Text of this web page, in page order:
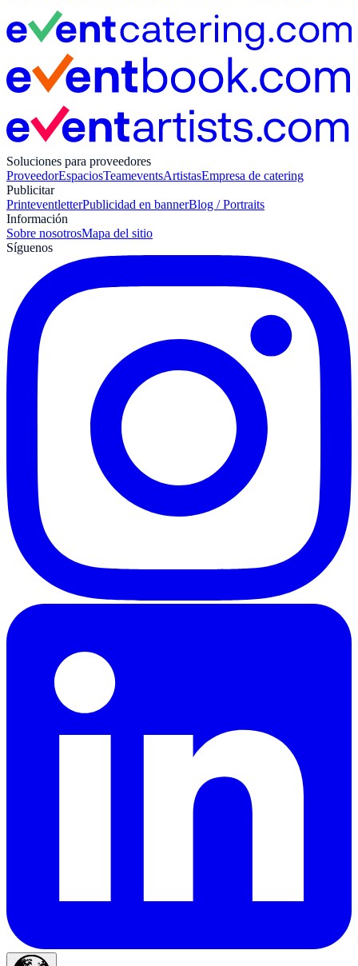
Soluciones para proveedores
ProveedorEspaciosTeameventsArtistasEmpresa de catering
Publicitar
PrinteventletterPublicidad en bannerBlog / Portraits
Información
Sobre nosotrosMapa del sitio
Síguenos